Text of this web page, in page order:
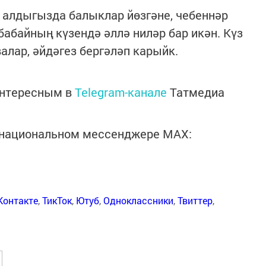
балыклар йөзгәне, чебеннәр
күзендә әллә ниләр бар икән. Күз
әйдәгез бергәләп карыйк.
вTelegram-канале Татмедиа
мессенджере MАХ:
,ТикТок, Ютуб,Одноклассники,Твиттер,